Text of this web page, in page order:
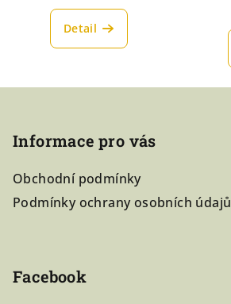
Detail
Informace pro vás
Obchodní podmínky
Podmínky ochrany osobních údajů
Facebook